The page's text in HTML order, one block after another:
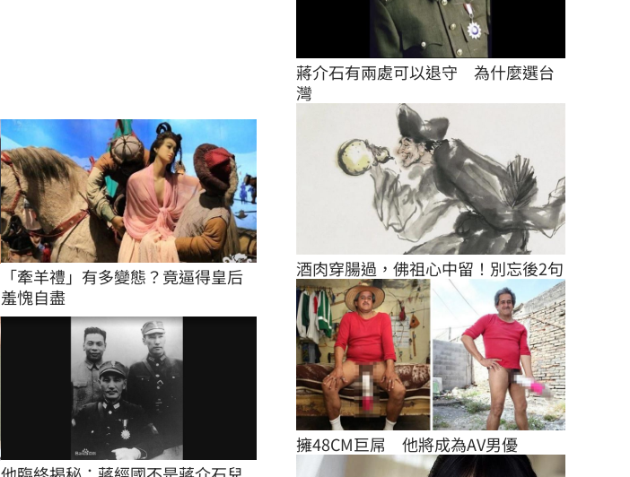
「牽羊禮」有多變態？竟逼得皇后
羞愧自盡
蔣介石有兩處可以退守　為什麼選台
灣
酒肉穿腸過，佛祖心中留！別忘後2句
擁48CM巨屌　他將成為AV男優